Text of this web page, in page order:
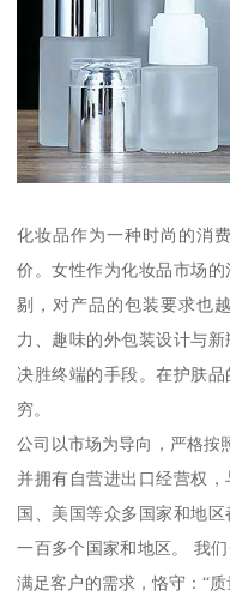
化妆品作为一种时尚的消
价。女性作为化妆品市场
剔，对产品的包装要求也
力、趣味的外包装设计与
决胜终端的手段。在护肤
穷。
公司以市场为导向，严格按
并拥有自营进出口经营权
国、美国等众多国家和地
一百多个国家和地区。 我
满足客户的需求，恪守：“